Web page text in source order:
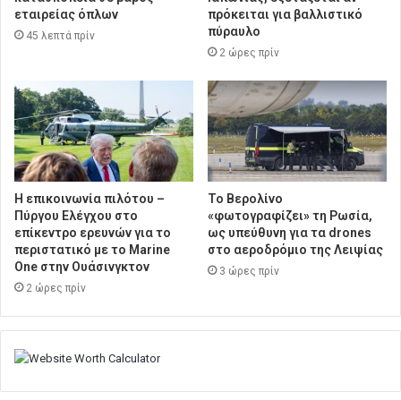
εταιρείας όπλων
45 λεπτά πρίν
πρόκειται για βαλλιστικό
πύραυλο
2 ώρες πρίν
Η επικοινωνία πιλότου –
Πύργου Ελέγχου στο
επίκεντρο ερευνών για το
περιστατικό με το Marine
One στην Ουάσινγκτον
2 ώρες πρίν
Το Βερολίνο
«φωτογραφίζει» τη Ρωσία,
ως υπεύθυνη για τα drones
στο αεροδρόμιο της Λειψίας
3 ώρες πρίν